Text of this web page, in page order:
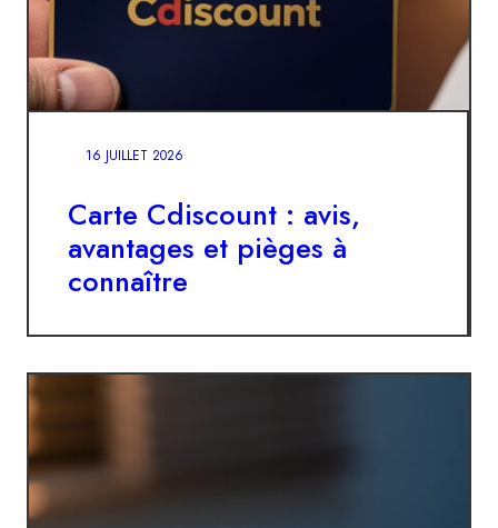
16 JUILLET 2026
Carte Cdiscount : avis,
avantages et pièges à
connaître